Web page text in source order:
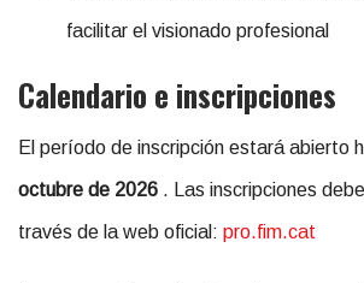
facilitar el visionado profesional
Calendario e inscripciones
El período de inscripción estará abierto
octubre de 2026 . Las inscripciones
través de la web oficial: pro.fim.cat